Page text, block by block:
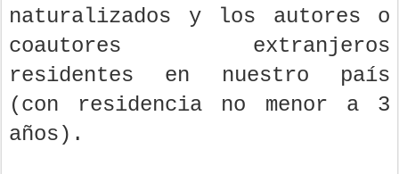
naturalizados y los autores o
coautores extranjeros
residentes en nuestro país
(con residencia no menor a 3
años).